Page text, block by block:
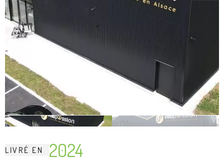
LIVRÉ EN 2024